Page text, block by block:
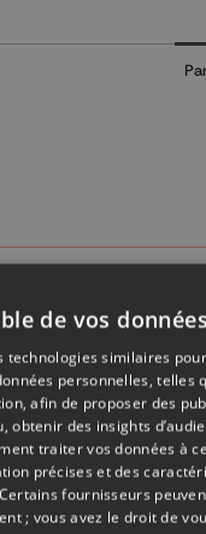
de vos données
similaires
personnelles, telles
afin de proposer des
des insights
traiter vos données à
précises et des
fournisseurs
; vous avez le droit de